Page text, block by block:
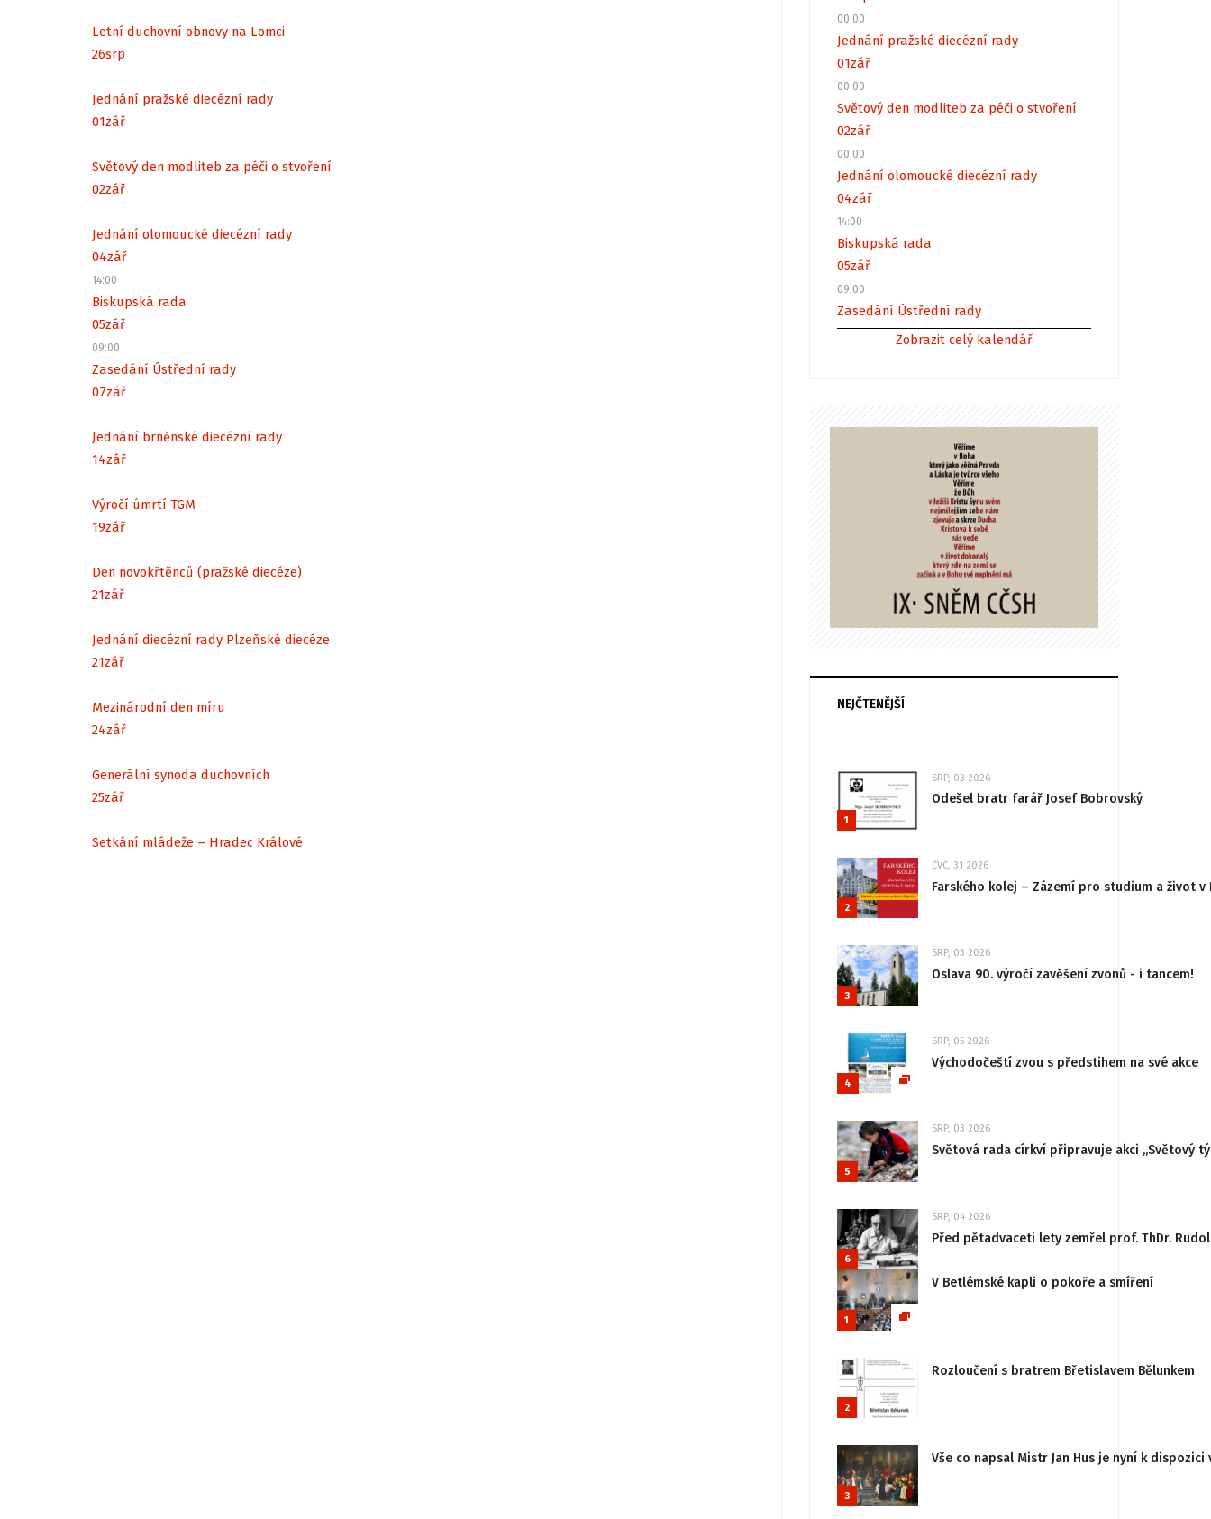
Letní duchovní obnovy na Lomci
26srp
Jednání pražské diecézní rady
01zář
Světový den modliteb za péči o stvoření
02zář
Jednání olomoucké diecézní rady
04zář
14:00
Biskupská rada
05zář
09:00
Zasedání Ústřední rady
07zář
Jednání brněnské diecézní rady
14zář
Výročí úmrtí TGM
19zář
Den novokřtěnců (pražské diecéze)
21zář
Jednání diecézní rady Plzeňské diecéze
21zář
Mezinárodní den míru
24zář
Generální synoda duchovních
25zář
Setkání mládeže – Hradec Králové
00:00
Jednání pražské diecézní rady
01zář
00:00
Světový den modliteb za péči o stvoření
02zář
00:00
Jednání olomoucké diecézní rady
04zář
14:00
Biskupská rada
05zář
09:00
Zasedání Ústřední rady
Zobrazit celý kalendář
NEJČTENĚJŠÍ
1
SRP, 03 2026
Odešel bratr farář Josef Bobrovský
2
ČVC, 31 2026
Farského kolej – Zázemí pro studium a život v
3
SRP, 03 2026
Oslava 90. výročí zavěšení zvonů - i tancem!
4
SRP, 05 2026
Východočeští zvou s předstihem na své akce
5
SRP, 03 2026
Světová rada církví připravuje akci „Světový
6
SRP, 04 2026
Před pětadvaceti lety zemřel prof. ThDr.
1
V Betlémské kapli o pokoře a smíření
2
Rozloučení s bratrem Břetislavem Bělunkem
3
Vše co napsal Mistr Jan Hus je nyní k